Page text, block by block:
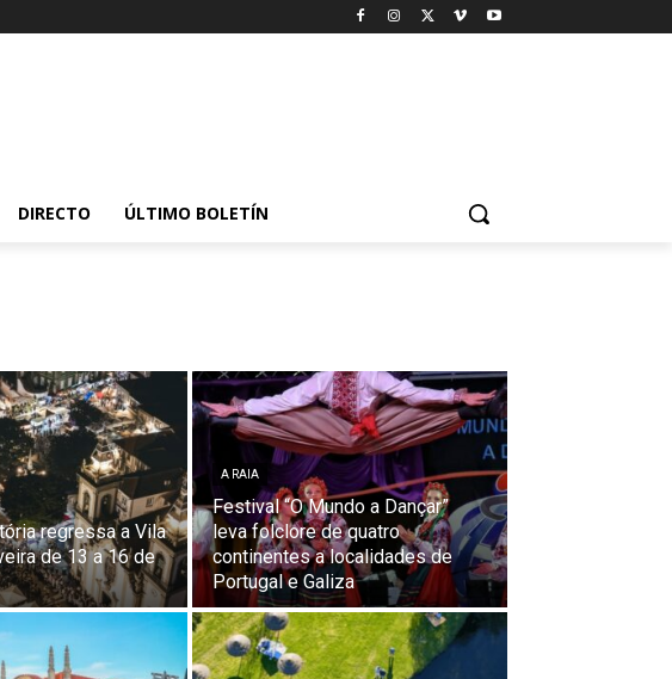
DIRECTO ÚLTIMO BOLETÍN
regressa a Vila
de 13 a 16 de
A RAIA
Festival “O Mundo a Dançar”
leva folclore de quatro
continentes a localidades de
Portugal e Galiza